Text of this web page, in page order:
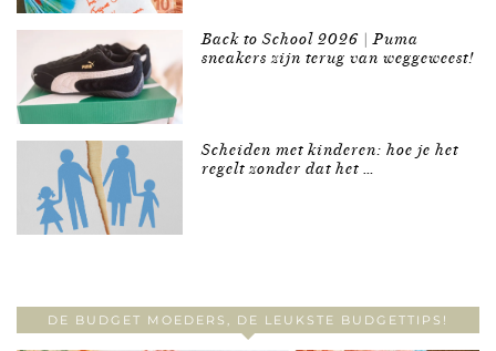
Back to School 2026 | Puma
sneakers zijn terug van weggeweest!
Scheiden met kinderen: hoe je het
regelt zonder dat het …
DE BUDGET MOEDERS, DE LEUKSTE BUDGETTIPS!